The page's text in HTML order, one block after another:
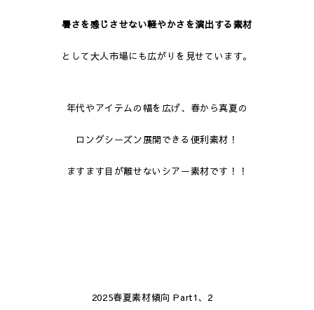
暑さを感じさせない軽やかさを演出する素材
として大人市場にも広がりを見せています。
年代やアイテムの幅を広げ、春から真夏の
ロングシーズン展開できる便利素材！
ますます目が離せないシアー素材です！！
2025春夏素材傾向 Part1、2